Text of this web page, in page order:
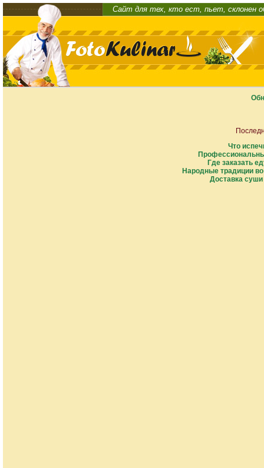
Сайт для тех, кто ест, пьет, склонен
Что
Где заказать
Народные традиции
Доставка